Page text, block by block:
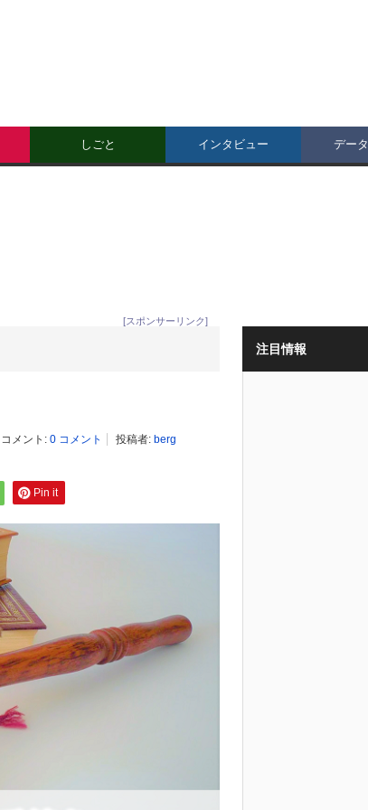
しごと インタビュー デー
[スポンサーリンク]
コメント: 0 コメント 投稿者: berg
Pin it
注目情報